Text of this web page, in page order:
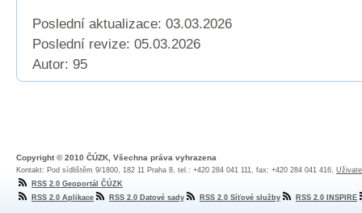
Poslední aktualizace: 03.03.2026
Poslední revize: 05.03.2026
Autor: 95
Copyright © 2010 ČÚZK, Všechna práva vyhrazena
Kontakt: Pod sídlištěm 9/1800, 182 11 Praha 8, tel.: +420 284 041 111, fax: +420 284 041 416,
RSS 2.0 Geoportál ČÚZK
RSS 2.0 Aplikace
RSS 2.0 Datové sady RSS 2.0 Síťové služby RSS 2.0 INSPIRE